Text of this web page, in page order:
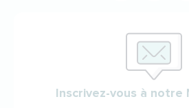
Inscrivez-vous à